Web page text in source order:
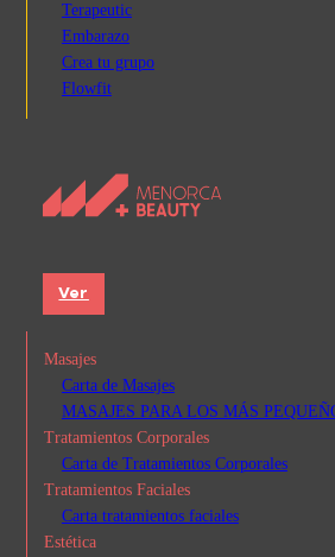
Terapeutic
Embarazo
Crea tu grupo
Flowfit
Ver
Masajes
Carta de Masajes
MASAJES PARA LOS MÁS
Tratamientos Corporales
Carta de Tratamientos Corporales
Tratamientos Faciales
Carta tratamientos faciales
Estética